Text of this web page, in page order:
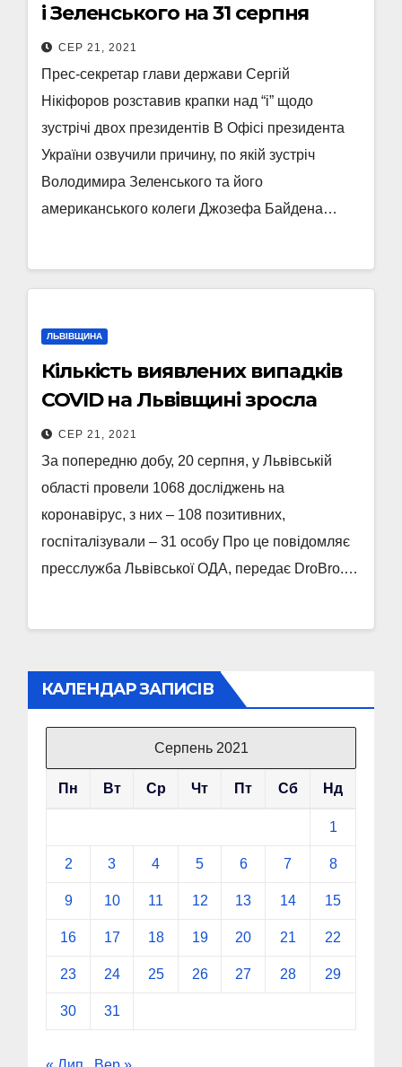
і Зеленського на 31 серпня
СЕР 21, 2021
Прес-секретар глави держави Сергій
Нікіфоров розставив крапки над “і” щодо
зустрічі двох президентів В Офісі президента
України озвучили причину, по якій зустріч
Володимира Зеленського та його
американського колеги Джозефа Байдена…
ЛЬВІВЩИНА
Кількість виявлених випадків
COVID на Львівщині зросла
СЕР 21, 2021
За попередню добу, 20 серпня, у Львівській
області провели 1068 досліджень на
коронавірус, з них – 108 позитивних,
госпіталізували – 31 особу Про це повідомляє
пресслужба Львівської ОДА, передає DroBro.…
КАЛЕНДАР ЗАПИСІВ
Серпень 2021
Пн Вт Ср Чт Пт Сб Нд
1
2 3 4 5 6 7 8
9 10 11 12 13 14 15
16 17 18 19 20 21 22
23 24 25 26 27 28 29
30 31